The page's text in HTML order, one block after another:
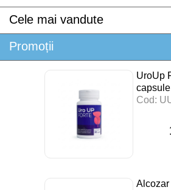
Cele mai vandute
Promoții
UroUp
Cod:
Alcozar